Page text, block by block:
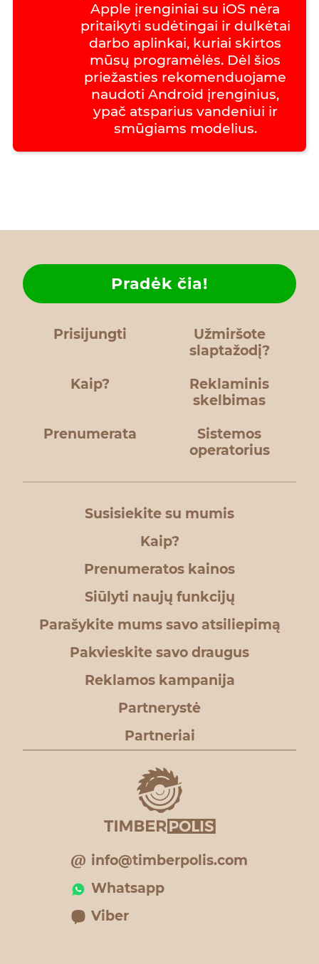
Apple įrenginiai su iOS nėra
pritaikyti sudėtingai ir dulkėtai
darbo aplinkai, kuriai skirtos
mūsų programėlės. Dėl šios
priežasties rekomenduojame
naudoti Android įrenginius,
ypač atsparius vandeniui ir
smūgiams modelius.
Prisijungti
Užmiršote
slaptažodį?
Kaip?
Pradėk čia!
Reklaminis
skelbimas
Prenumerata
Sistemos
operatorius
Susisiekite su mumis
Kaip?
Prenumeratos kainos
Siūlyti naujų funkcijų
Parašykite mums savo atsiliepimą
Pakvieskite savo draugus
Reklamos kampanija
Partnerystė
Partneriai
info@timberpolis.com
Whatsapp
Viber